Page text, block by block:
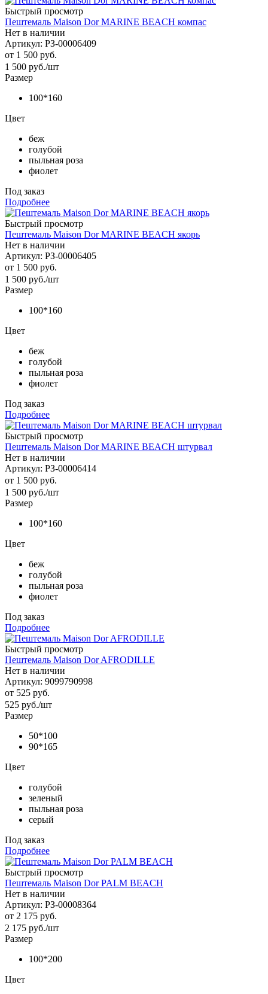
Быстрый просмотр
Пештемаль Maison Dor MARINE BEACH компас
Нет в наличии
Артикул: РЗ-00006409
от 1 500 руб.
1 500 руб./шт
Размер
100*160
Цвет
беж
голубой
пыльная роза
фиолет
Под заказ
Подробнее
Быстрый просмотр
Пештемаль Maison Dor MARINE BEACH якорь
Нет в наличии
Артикул: РЗ-00006405
от 1 500 руб.
1 500 руб./шт
Размер
100*160
Цвет
беж
голубой
пыльная роза
фиолет
Под заказ
Подробнее
Быстрый просмотр
Пештемаль Maison Dor MARINE BEACH штурвал
Нет в наличии
Артикул: РЗ-00006414
от 1 500 руб.
1 500 руб./шт
Размер
100*160
Цвет
беж
голубой
пыльная роза
фиолет
Под заказ
Подробнее
Быстрый просмотр
Пештемаль Maison Dor AFRODILLE
Нет в наличии
Артикул: 9099790998
от 525 руб.
525 руб./шт
Размер
50*100
90*165
Цвет
голубой
зеленый
пыльная роза
серый
Под заказ
Подробнее
Быстрый просмотр
Пештемаль Maison Dor PALM BEACH
Нет в наличии
Артикул: РЗ-00008364
от 2 175 руб.
2 175 руб./шт
Размер
100*200
Цвет